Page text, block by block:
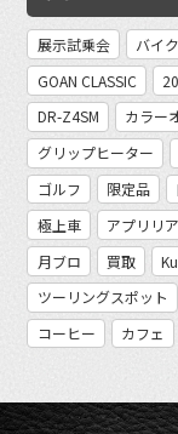
展示試乗会 バイク
GOAN CLASSIC
DR-Z4SM
カラー
グリップヒーター
ゴルフ
限定品
極上車
アプリリア
月ブロ
買取
ツーリングスポット
コーヒー
カフェ